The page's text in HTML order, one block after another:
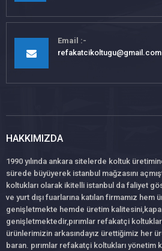
Email
refakatcikoltugu@gmail.com
HAKKIMIZDA
1990 yılında ankara sitelerde koltuk
sürede büyüyerek istanbul mağzasını
koltukları olarak ikitelli istanbul da faliyet
ve yurt dışı fuarlarına katılan firmamız hem
genişletmekte hemde üretim
genişletmektedir,pırımlar refakatçi
ürünlerimizin arkasındayız ürettiğimiz her
baran. pırımlar refakatçi koltukları yönetim